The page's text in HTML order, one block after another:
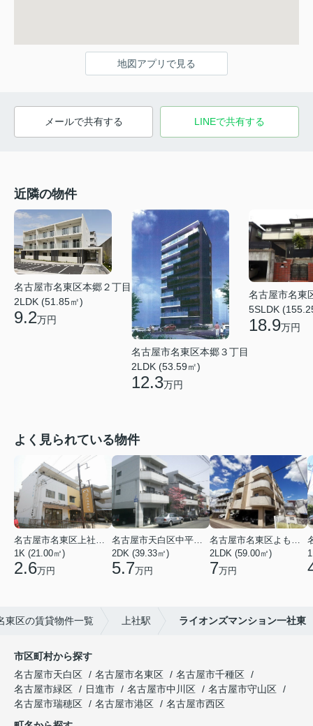
地図アプリで見る
メールで共有する LINEで共有する
近隣の物件
名古屋市名東区本郷２丁目
2LDK (51.85㎡)
9.2万円
名古屋市名東区本郷３丁目
2LDK (53.59㎡)
12.3万円
名古屋市名東
5SLDK
18.9万円
よく見られている物件
1K (21.00㎡)
2.6万円
2DK (39.33㎡)
5.7万円
2LDK (59.00㎡)
7万円
東区の賃貸物件一覧 上社駅 ライオンズマンション一社東
市区町村から探す
名古屋市天白区
名古屋市名東区
名古屋市千種区
名古屋市緑区
日進市 名古屋市中川区
名古屋市守山区
名古屋市瑞穂区
名古屋市港区
名古屋市西区